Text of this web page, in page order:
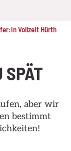
Vollzeit Hürth
SPÄT
aber wir
bestimmt